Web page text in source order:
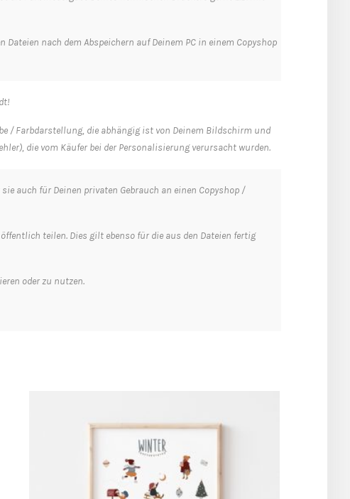
nach dem Abspeichern auf Deinem PC in einem Copyshop
/ Farbdarstellung, die abhängig ist von Deinem Bildschirm und
die vom Käufer bei der Personalisierung verursacht wurden.
auch für Deinen privaten Gebrauch an einen Copyshop /
teilen. Dies gilt ebenso für die aus den Dateien fertig
oder zu nutzen.